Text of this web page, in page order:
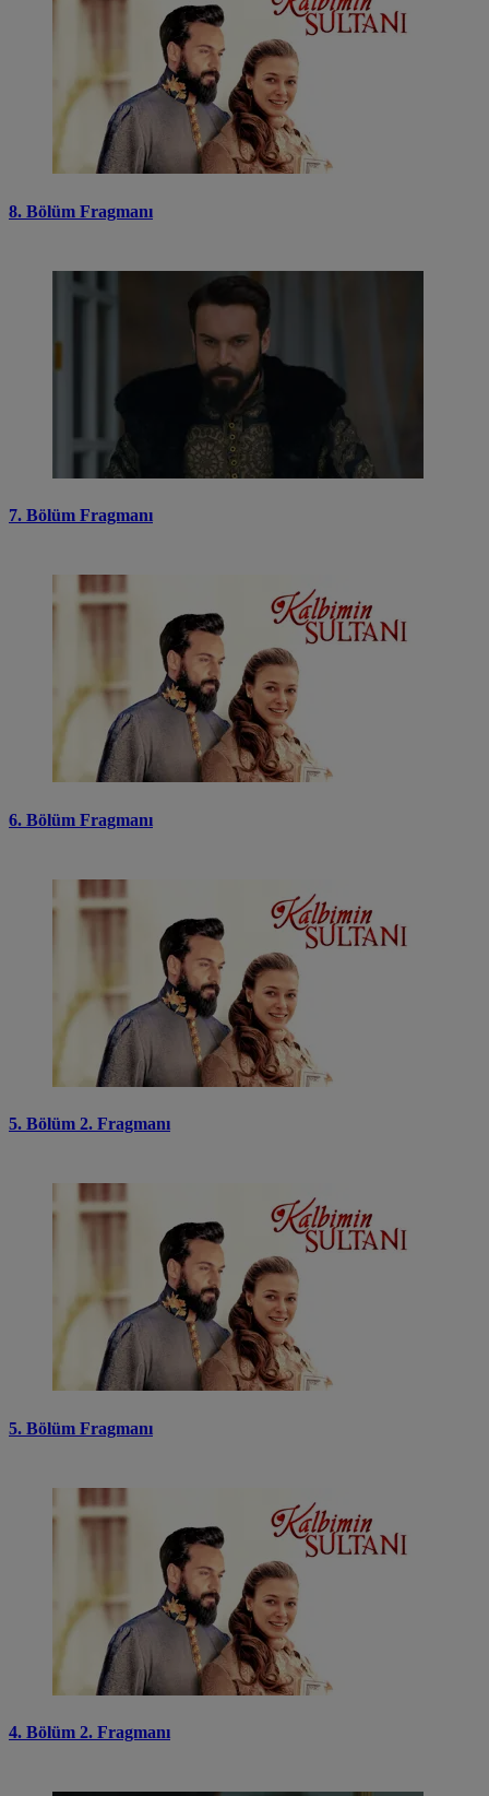
8. Bölüm Fragmanı
7. Bölüm Fragmanı
6. Bölüm Fragmanı
5. Bölüm 2. Fragmanı
5. Bölüm Fragmanı
4. Bölüm 2. Fragmanı